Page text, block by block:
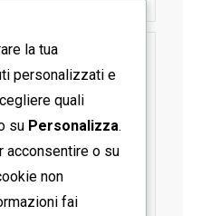
la tua
personalizzati e
quali
su Personalizza.
acconsentire o su
non
fai